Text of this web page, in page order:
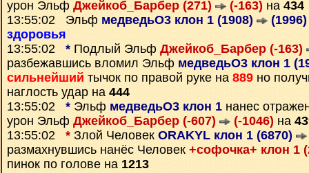
урон Эльф Джейкоб_Барбер (271) (-163) на 434
13:55:02 Эльф медведьО3 клон 1 (1908) (1996)
здоровья
13:55:02 * Подлый Эльф Джейкоб_Барбер (-163)
разбежавшись вломил Эльф медведьО3 клон 1
сильнейший тычок по правой руке на 889 но
наглость удар на 444
13:55:02 * Эльф медведьО3 клон 1 нанес
урон Эльф Джейкоб_Барбер (-607) (-1046) на
13:55:02 * Злой Человек ORAKYL клон 1 (6870)
размахнувшись нанёс Человек +софочка+ клон 1
пинок по голове на 1213